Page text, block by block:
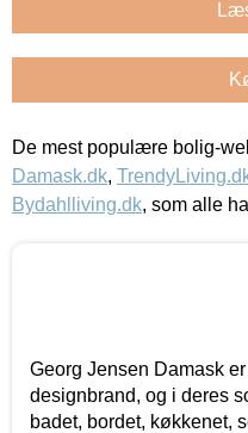
De mest populære bolig-
Damask.dk,
Bydahlliving.dk, som alle
Georg Jensen Damask
designbrand, og i deres
badet, bordet, køkkenet,